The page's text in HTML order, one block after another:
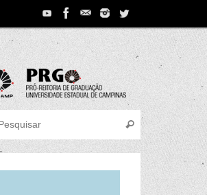
Search for:
Pesquisar